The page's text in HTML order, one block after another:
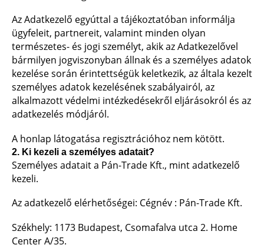
Az Adatkezelő egyúttal a tájékoztatóban informálja
ügyfeleit, partnereit, valamint minden olyan
természetes- és jogi személyt, akik az Adatkezelővel
bármilyen jogviszonyban állnak és a személyes adatok
kezelése során érintettségük keletkezik, az általa kezelt
személyes adatok kezelésének szabályairól, az
alkalmazott védelmi intézkedésekről eljárásokról és az
adatkezelés módjáról.
A honlap látogatása regisztrációhoz nem kötött.
2. Ki kezeli a személyes adatait?
Személyes adatait a Pán-Trade Kft., mint adatkezelő
kezeli.
Az adatkezelő elérhetőségei: Cégnév : Pán-Trade Kft.
Székhely: 1173 Budapest, Csomafalva utca 2. Home
Center A/35.